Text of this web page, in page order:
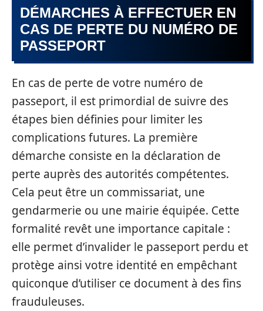
DÉMARCHES À EFFECTUER EN
CAS DE PERTE DU NUMÉRO DE
PASSEPORT
En cas de perte de votre numéro de
passeport, il est primordial de suivre des
étapes bien définies pour limiter les
complications futures. La première
démarche consiste en la déclaration de
perte auprès des autorités compétentes.
Cela peut être un commissariat, une
gendarmerie ou une mairie équipée. Cette
formalité revêt une importance capitale :
elle permet d’invalider le passeport perdu et
protège ainsi votre identité en empêchant
quiconque d’utiliser ce document à des fins
frauduleuses.